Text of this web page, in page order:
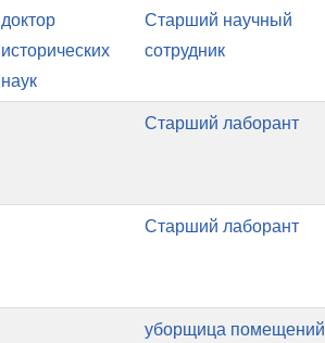
доктор
исторических
наук
Старший научный
сотрудник
Старший лаборант
Старший лаборант
уборщица помещений